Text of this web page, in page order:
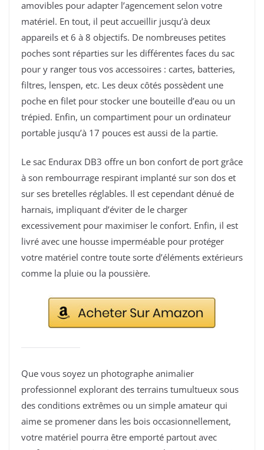
amovibles pour adapter l’agencement selon votre
matériel. En tout, il peut accueillir jusqu’à deux
appareils et 6 à 8 objectifs. De nombreuses petites
poches sont réparties sur les différentes faces du sac
pour y ranger tous vos accessoires : cartes, batteries,
filtres, lenspen, etc. Les deux côtés possèdent une
poche en filet pour stocker une bouteille d’eau ou un
trépied. Enfin, un compartiment pour un ordinateur
portable jusqu’à 17 pouces est aussi de la partie.
Le sac Endurax DB3 offre un bon confort de port grâce
à son rembourrage respirant implanté sur son dos et
sur ses bretelles réglables. Il est cependant dénué de
harnais, impliquant d’éviter de le charger
excessivement pour maximiser le confort. Enfin, il est
livré avec une housse imperméable pour protéger
votre matériel contre toute sorte d’éléments extérieurs
comme la pluie ou la poussière.
Que vous soyez un photographe animalier
professionnel explorant des terrains tumultueux sous
des conditions extrêmes ou un simple amateur qui
aime se promener dans les bois occasionnellement,
votre matériel pourra être emporté partout avec